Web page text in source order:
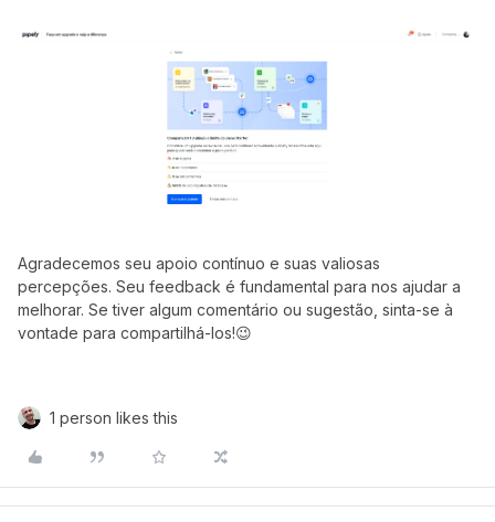
Agradecemos seu apoio contínuo e suas valiosas
percepções. Seu feedback é fundamental para nos ajudar a
melhorar. Se tiver algum comentário ou sugestão, sinta-se à
vontade para compartilhá-los!😉
1 person likes this